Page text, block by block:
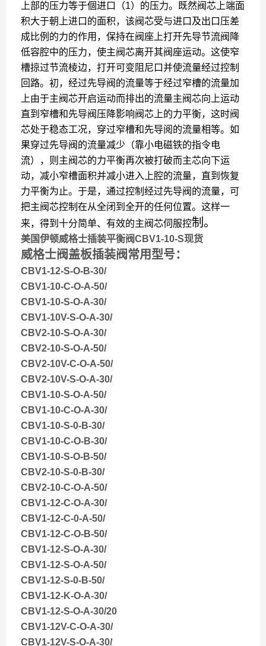
上部的压力等于個进口（1）的压力。既然阀芯上端面
积大于朝上进口的面积，该阀芯受与进口及出口压差
成比例的力的作用，保持在阀座上打开先导节流阀降
低容腔中的压力，使主阀芯离开其阀座运动。这使窄
槽掠过节流棱边，打开可变阻尼口并使流量经过控制
回路。初，经过先导阀的流量等于经过窄槽的流量加
上由于主阀芯开启运动而排出的流量主阀芯向上运动
直到窄槽和先导阀压降影响阀芯上的力平衡，这时阀
芯处于稳态工况，穿过窄槽和先导阅的流量相等。如
果穿过先导阀的流量减少（靠小电磁铁的指令电
流），则主阀芯的力平衡再次被打破而主芯向下运
动，减小窄槽面积并减小进入上腔的流量，直到恢复
力平衡为止。于是，通过控制经过先导阀的流量，可
把主阀芯控制在从全闭到全开的任何位置。这样一
来，得到十分简单、有效的主阀芯伺服控制。
美国伊顿威格士插装平衡阀CBV1-10-S现货
威格士阀盖板插装阀常用型号：
CBV1-12-S-O-B-30/
CBV1-10-C-O-A-50/
CBV1-10-S-O-A-30/
CBV1-10V-S-O-A-30/
CBV2-10-S-O-A-30/
CBV2-10-S-O-A-50/
CBV2-10V-C-O-A-50/
CBV2-10V-S-O-A-30/
CBV1-10-S-O-A-50/
CBV1-10-C-O-A-30/
CBV1-10-S-0-B-30/
CBV1-10-C-O-B-30/
CBV1-10-S-O-B-50/
CBV2-10-S-0-B-30/
CBV2-10-C-O-A-50/
CBV1-12-C-O-A-30/
CBV1-12-C-0-A-50/
CBV1-12-C-O-B-50/
CBV1-12-S-O-A-30/
CBV1-12-S-O-A-50/
CBV1-12-S-0-B-50/
CBV1-12-K-O-A-30/
CBV1-12-S-O-A-30/20
CBV1-12V-C-O-A-30/
CBV1-12V-S-O-A-30/